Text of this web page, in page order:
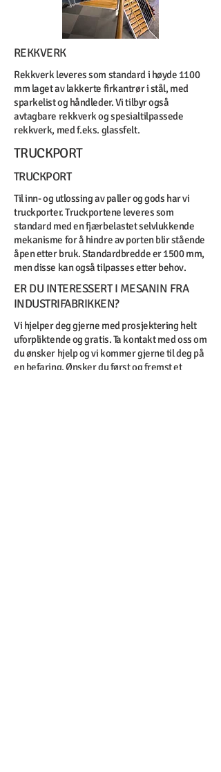
REKKVERK
Rekkverk leveres som standard i høyde 1100
mm laget av lakkerte firkantrør i stål, med
sparkelist og håndleder. Vi tilbyr også
avtagbare rekkverk og spesialtilpassede
rekkverk, med f.eks. glassfelt.
TRUCKPORT
TRUCKPORT
Til inn- og utlossing av paller og gods har vi
truckporter. Truckportene leveres som
standard med en fjærbelastet selvlukkende
mekanisme for å hindre av porten blir stående
åpen etter bruk. Standardbredde er 1500 mm,
men disse kan også tilpasses etter behov.
ER DU INTERESSERT I MESANIN FRA
INDUSTRIFABRIKKEN?
Vi hjelper deg gjerne med prosjektering helt
uforpliktende og gratis. Ta kontakt med oss om
du ønsker hjelp og vi kommer gjerne til deg på
en befaring. Ønsker du først og fremst et